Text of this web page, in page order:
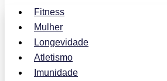
Fitness
Mulher
Longevidade
Atletismo
Imunidade